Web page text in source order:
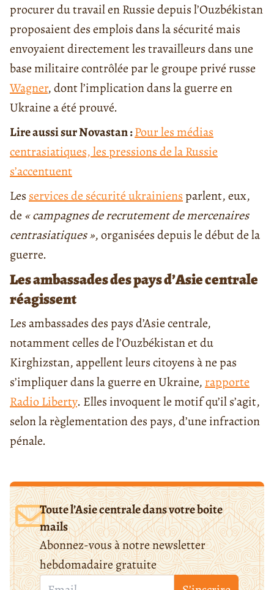
procurer du travail en Russie depuis l’Ouzbékistan
proposaient des emplois dans la sécurité mais
envoyaient directement les travailleurs dans une
base militaire contrôlée par le groupe privé russe
Wagner, dont l’implication dans la guerre en
Ukraine a été prouvé.
Lire aussi sur Novastan :Pour les médias
centrasiatiques, les pressions de la Russie
s’accentuent
Les services de sécurité ukrainiensparlent, eux,
de « campagnes de recrutement de mercenaires
centrasiatiques », organisées depuis le début de la
guerre.
Les ambassades des pays d’Asie centrale
réagissent
Les ambassades des pays d’Asie centrale,
notamment celles de l’Ouzbékistan et du
Kirghizstan, appellent leurs citoyens à ne pas
s’impliquer dans la guerre en Ukraine, rapporte
Radio Liberty. Elles invoquent le motif qu’il s’agit,
selon la règlementation des pays, d’une infraction
pénale.
Toute l’Asie centrale dans votre boite
mails
Abonnez-vous à notre newsletter
hebdomadaire gratuite